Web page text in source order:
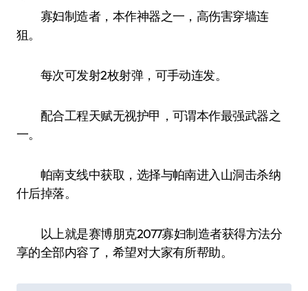
寡妇制造者，本作神器之一，高伤害穿墙连
狙。
每次可发射2枚射弹，可手动连发。
配合工程天赋无视护甲，可谓本作最强武器之
一。
帕南支线中获取，选择与帕南进入山洞击杀纳
什后掉落。
以上就是赛博朋克2077寡妇制造者获得方法分
享的全部内容了，希望对大家有所帮助。